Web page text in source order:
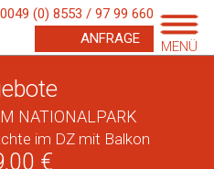
0049 (0) 8553 / 97 99 660
ANFRAGE
MENÜ
NATIONALPARK
im DZ mit Balkon
€